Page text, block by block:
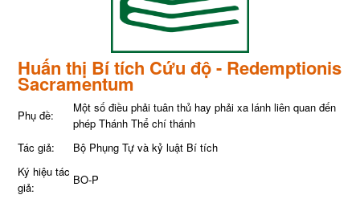
Huấn thị Bí tích Cứu độ - Redemptionis
Sacramentum
Phụ đề:
Một số điều phải tuân thủ hay phải xa lánh liên quan đến
phép Thánh Thể chí thánh
Tác giả:
Bộ Phụng Tự và kỷ luật Bí tích
Ký hiệu tác
giả:
BO-P